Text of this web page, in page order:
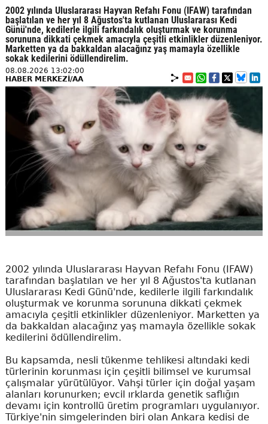
2002 yılında Uluslararası Hayvan Refahı Fonu (IFAW) tarafından
başlatılan ve her yıl 8 Ağustos'ta kutlanan Uluslararası Kedi
Günü'nde, kedilerle ilgili farkındalık oluşturmak ve korunma
sorununa dikkati çekmek amacıyla çeşitli etkinlikler düzenleniyor.
Marketten ya da bakkaldan alacağınz yaş mamayla özellikle
sokak kedilerini ödüllendirelim.
08.08.2026 13:02:00
HABER MERKEZİ/AA
2002 yılında Uluslararası Hayvan Refahı Fonu (IFAW)
tarafından başlatılan ve her yıl 8 Ağustos'ta kutlanan
Uluslararası Kedi Günü'nde, kedilerle ilgili farkındalık
oluşturmak ve korunma sorununa dikkati çekmek
amacıyla çeşitli etkinlikler düzenleniyor. Marketten ya
da bakkaldan alacağınz yaş mamayla özellikle sokak
kedilerini ödüllendirelim.
Bu kapsamda, nesli tükenme tehlikesi altındaki kedi
türlerinin korunması için çeşitli bilimsel ve kurumsal
çalışmalar yürütülüyor. Vahşi türler için doğal yaşam
alanları korunurken; evcil ırklarda genetik saflığın
devamı için kontrollü üretim programları uygulanıyor.
Türkiye'nin simgelerinden biri olan Ankara kedisi de